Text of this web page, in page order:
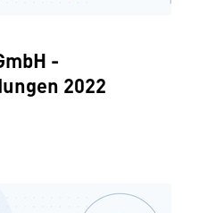
-
2022